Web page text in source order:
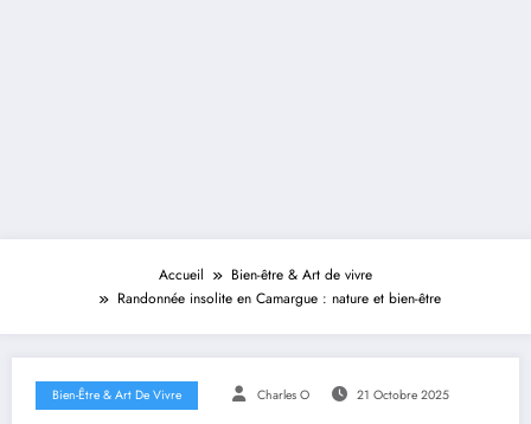
Accueil
Bien-être & Art de vivre
Randonnée insolite en Camargue : nature et bien-être
Bien-Être & Art De Vivre Charles O 21 Octobre 2025